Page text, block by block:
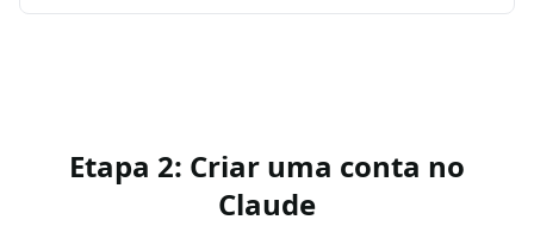
Etapa 2: Criar uma conta no
Claude